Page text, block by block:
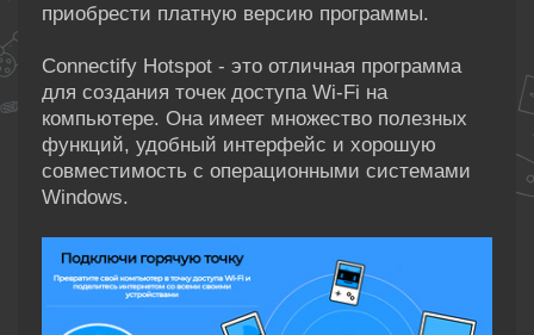
приобрести платную версию программы.
Connectify Hotspot - это отличная программа
для создания точек доступа Wi-Fi на
компьютере. Она имеет множество полезных
функций, удобный интерфейс и хорошую
совместимость с операционными системами
Windows.